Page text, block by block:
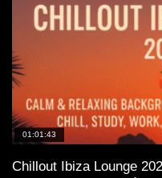
01:01:43
Chillout Ibiza Lounge